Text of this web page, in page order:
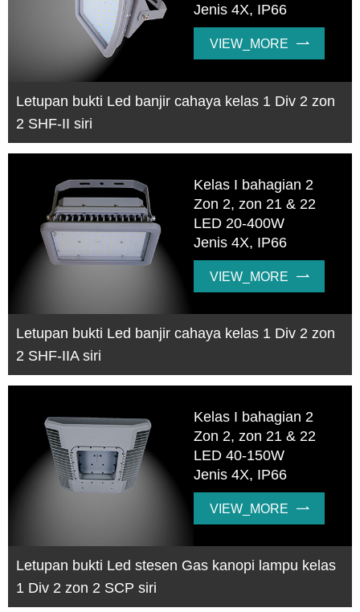
Jenis 4X, IP66
VIEW_MORE 
Letupan bukti Led banjir cahaya kelas 1 Div 2 zon
2 SHF-II siri
Kelas I bahagian 2
Zon 2, zon 21 & 22
LED 20-400W
Jenis 4X, IP66
VIEW_MORE 
Letupan bukti Led banjir cahaya kelas 1 Div 2 zon
2 SHF-IIA siri
Kelas I bahagian 2
Zon 2, zon 21 & 22
LED 40-150W
Jenis 4X, IP66
VIEW_MORE 
Letupan bukti Led stesen Gas kanopi lampu kelas
1 Div 2 zon 2 SCP siri